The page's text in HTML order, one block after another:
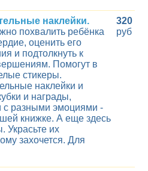
наклейки.
похвалить ребёнка
оценить его
и подтолкнуть к
Помогут в
стикеры.
наклейки и
и награды,
с разными эмоциями -
книжке. А еще здесь
Украсьте их
захочется. Для
320
руб